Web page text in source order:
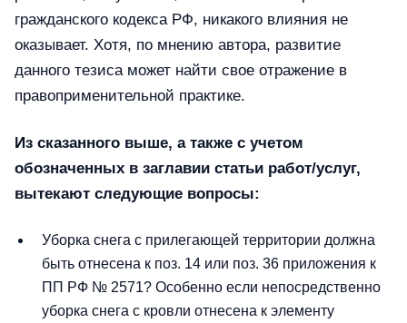
гражданского кодекса РФ, никакого влияния не
оказывает. Хотя, по мнению автора, развитие
данного тезиса может найти свое отражение в
правоприменительной практике.
Из сказанного выше, а также с учетом
обозначенных в заглавии статьи работ/услуг,
вытекают следующие вопросы:
Уборка снега с прилегающей территории должна
быть отнесена к поз. 14 или поз. 36 приложения к
ПП РФ № 2571? Особенно если непосредственно
уборка снега с кровли отнесена к элементу